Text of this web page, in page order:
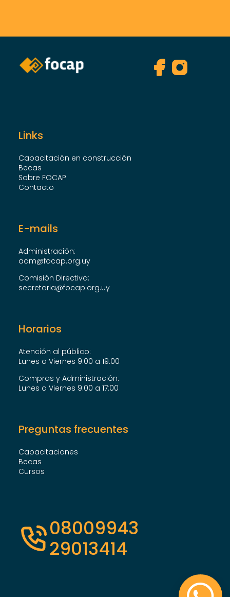
Links
Capacitación en construcción
Becas
Sobre FOCAP
Contacto
E-mails
Administración:
adm@focap.org.uy
Comisión Directiva:
secretaria@focap.org.uy
Horarios
Atención al público:
Lunes a Viernes 9:00 a 19:00
Compras y Administración:
Lunes a Viernes 9:00 a 17:00
Preguntas frecuentes
Capacitaciones
Becas
Cursos
08009943
29013414